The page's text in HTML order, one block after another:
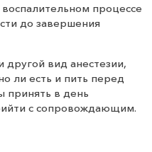
процессе
до завершения
другой вид анестезии,
ли есть и пить перед
принять в день
с сопровождающим.